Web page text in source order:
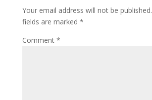
Your email address will not be published.
fields are marked *
Comment *